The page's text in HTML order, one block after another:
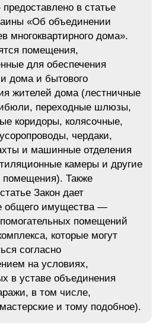
в статье
«Об объединении
многоквартирного дома».
помещения,
для обеспечения
дома и бытового
жителей дома (лестничные
переходные шлюзы,
коридоры, колясочные,
чердаки,
и машинные отделения
камеры и другие
помещения). Также
Закон дает
общего имущества —
помещений
которые могут
согласно
на условиях,
в уставе объединения
в том числе,
и тому подобное).